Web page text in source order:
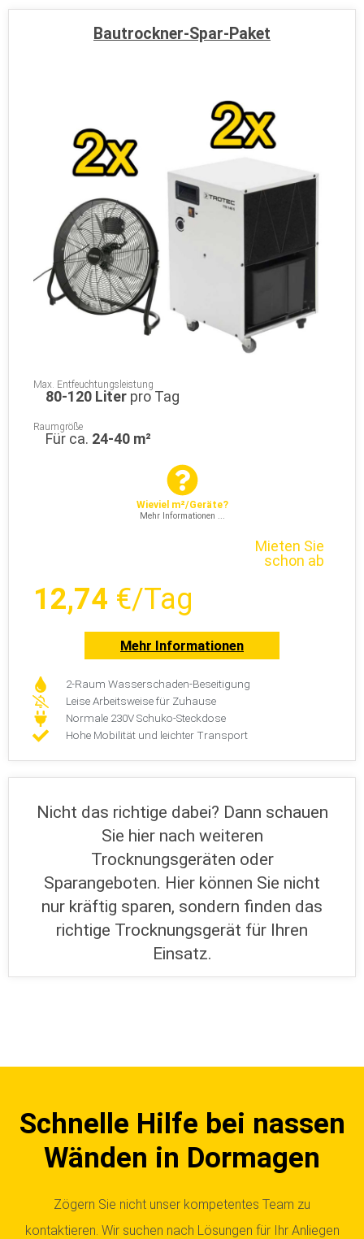
Bautrockner-Spar-Paket
Max. Entfeuchtungsleistung
80-120 Liter pro Tag
Raumgröße
Für ca. 24-40 m²
Wieviel m²/Geräte?
Mehr Informationen ...
Mieten Sie
schon ab
12,74 €/Tag
Mehr Informationen
2-Raum Wasserschaden-Beseitigung
Leise Arbeitsweise für Zuhause
Normale 230V Schuko-Steckdose
Hohe Mobilität und leichter Transport
Nicht das richtige dabei? Dann schauen
Sie hier nach weiteren
Trocknungsgeräten oder
Sparangeboten. Hier können Sie nicht
nur kräftig sparen, sondern finden das
richtige Trocknungsgerät für Ihren
Einsatz.
Schnelle Hilfe bei nassen
Wänden in Dormagen
Zögern Sie nicht unser kompetentes Team zu
kontaktieren. Wir suchen nach Lösungen für Ihr Anliegen